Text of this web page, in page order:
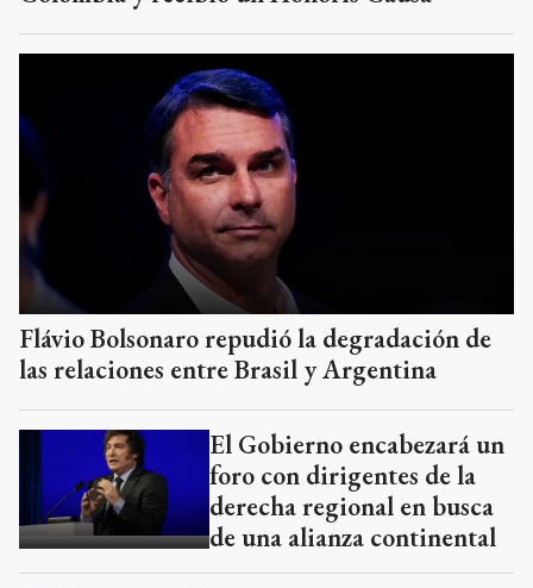
Flávio Bolsonaro repudió la degradación de
las relaciones entre Brasil y Argentina
El Gobierno encabezará un
foro con dirigentes de la
derecha regional en busca
de una alianza continental